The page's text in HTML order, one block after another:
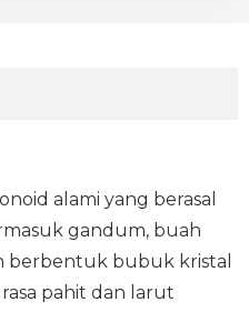
alami yang berasal
gandum, buah
berbentuk bubuk kristal
pahit dan larut